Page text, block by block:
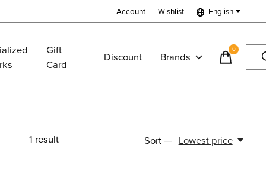
Account Wishlist English
Gift
Card
Discount Brands
0items
1 result Sort — Lowest price